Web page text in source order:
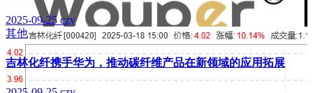
2025-09-25 czy
其他
吉林化纤携手华为，推动碳纤维产品在新领域的应用拓展